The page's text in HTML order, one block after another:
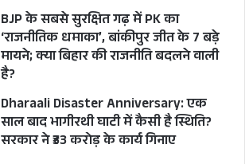
BJP के सबसे सुरक्षित गढ़ में PK का
‘राजनीतिक धमाका’, बांकीपुर जीत के 7 बड़े
मायने; क्या बिहार की राजनीति बदलने वाली
है?
Dharaali Disaster Anniversary: एक
साल बाद भागीरथी घाटी में कैसी है स्थिति?
सरकार ने ₹33 करोड़ के कार्य गिनाए